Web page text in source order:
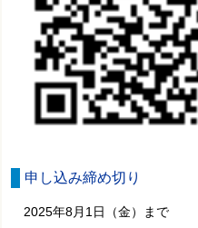
申し込み締め切り
2025年8月1日（金）まで